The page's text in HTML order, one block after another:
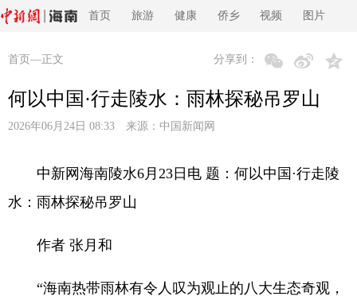
首页 旅游 健康 侨乡 视频 图片
首页 —正文 分享到：
何以中国·行走陵水：雨林探秘吊罗山
2026年06月24日 08:33 来源： 中国新闻网
中新网海南陵水6月23日电 题：何以中国·行走陵
水：雨林探秘吊罗山
作者 张月和
“海南热带雨林有令人叹为观止的八大生态奇观，